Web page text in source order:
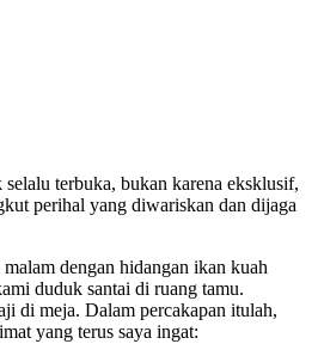
selalu terbuka, bukan karena eksklusif,
perihal yang diwariskan dan dijaga
dengan hidangan ikan kuah
duduk santai di ruang tamu.
di meja. Dalam percakapan itulah,
yang terus saya ingat: